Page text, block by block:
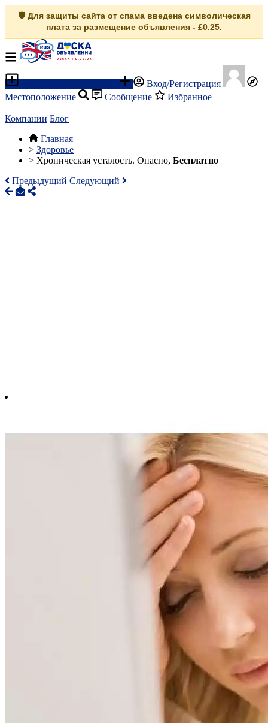
🛡️ Для защиты сайта от спама введена символическая
плата за размещение объявления - £0.25.
Вход/Регистрация
Местоположение
Сообщение Избранное
Компании Блог
Главная
> Здоровье
> Хроническая усталость. Опасно, Бесплатно
Предыдущий Следующий